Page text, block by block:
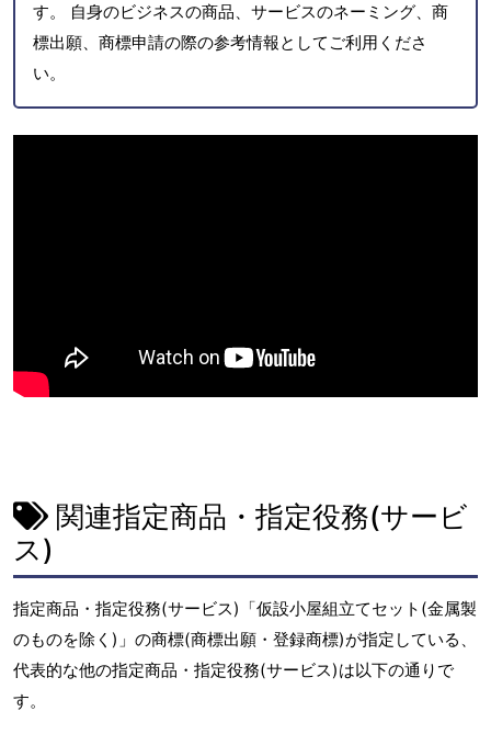
す。 自身のビジネスの商品、サービスのネーミング、商
標出願、商標申請の際の参考情報としてご利用くださ
い。
関連指定商品・指定役務(サービ
ス)
指定商品・指定役務(サービス)「仮設小屋組立てセット(金属製
のものを除く)」の商標(商標出願・登録商標)が指定している、
代表的な他の指定商品・指定役務(サービス)は以下の通りで
す。